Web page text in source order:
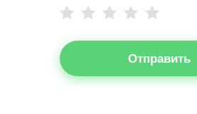
Отправить